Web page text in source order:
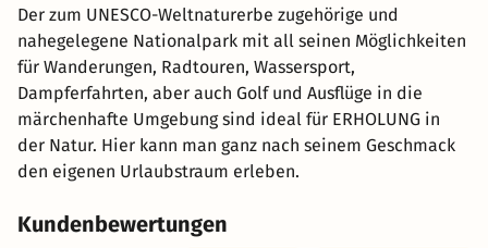
Der zum UNESCO-Weltnaturerbe zugehörige und
nahegelegene Nationalpark mit all seinen Möglichkeiten
für Wanderungen, Radtouren, Wassersport,
Dampferfahrten, aber auch Golf und Ausflüge in die
märchenhafte Umgebung sind ideal für ERHOLUNG in
der Natur. Hier kann man ganz nach seinem Geschmack
den eigenen Urlaubstraum erleben.
Kundenbewertungen